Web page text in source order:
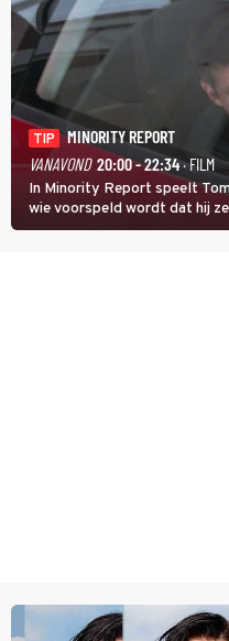
TIP
MINORITY REPORT
VANAVOND 20:00 - 22:34· FILM
In Minority Report speelt
wie voorspeld wordt dat hij